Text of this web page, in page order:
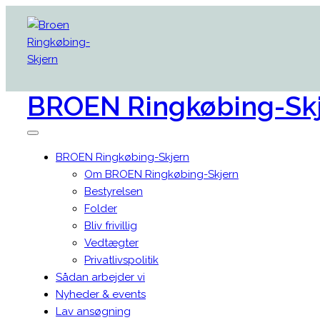
BROEN Ringkøbing-
BROEN Ringkøbing-Skjern
Om BROEN Ringkøbing-Skjern
Bestyrelsen
Folder
Bliv frivillig
Vedtægter
Privatlivspolitik
Sådan arbejder vi
Nyheder & events
Lav ansøgning